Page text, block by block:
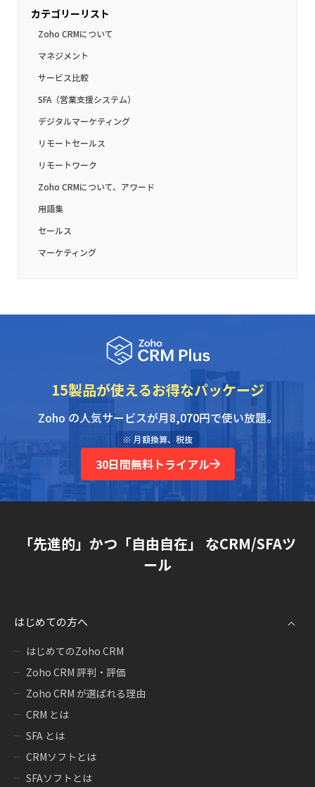
カテゴリーリスト
Zoho CRMについて
マネジメント
サービス比較
SFA（営業支援システム）
デジタルマーケティング
リモートセールス
リモートワーク
Zoho CRMについて、アワード
用語集
セールス
マーケティング
15製品が使えるお得なパッケージ
Zoho の人気サービスが月8,070円で使い放題。
※ 月額換算、税抜
30日間無料トライアル
「先進的」かつ「自由自在」 なCRM/SFAツ
ール
はじめての方へ
はじめてのZoho CRM
Zoho CRM 評判・評価
Zoho CRM が選ばれる理由
CRM とは
SFA とは
CRMソフトとは
SFAソフトとは